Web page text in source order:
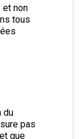
non
tous
du
pas
que